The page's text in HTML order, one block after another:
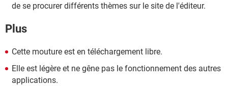
de se procurer différents thèmes sur le site de l'éditeur.
Plus
Cette mouture est en téléchargement libre.
Elle est légère et ne gêne pas le fonctionnement des autres
applications.